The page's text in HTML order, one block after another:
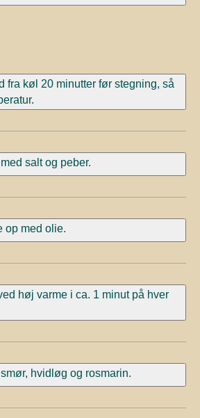
fra køl 20 minutter før stegning, så
med salt og peber.
op med olie.
høj varme i ca. 1 minut på hver
hvidløg og rosmarin.